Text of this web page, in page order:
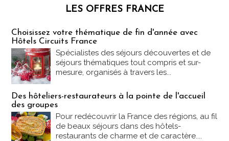
LES OFFRES FRANCE
Choisissez votre thématique de fin d'année avec
Hôtels Circuits France
Spécialistes des séjours découvertes et de
séjours thématiques tout compris et sur-
mesure, organisés à travers les...
Des hôteliers-restaurateurs à la pointe de l'accueil
des groupes
Pour redécouvrir la France des régions, au fil
de beaux séjours dans des hôtels-
restaurants de charme et de caractère....